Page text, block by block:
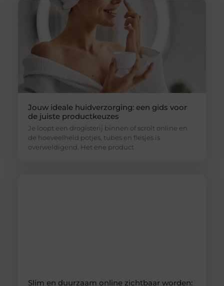
Jouw ideale huidverzorging: een gids voor
de juiste productkeuzes
Je loopt een drogisterij binnen of scrolt online en
de hoeveelheid potjes, tubes en flesjes is
overweldigend. Het ene product
Slim en duurzaam online zichtbaar worden: